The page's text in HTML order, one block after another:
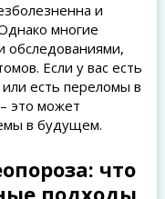
и
многие
обследованиями,
Если у вас есть
есть переломы в
это может
в будущем.
что
подходы